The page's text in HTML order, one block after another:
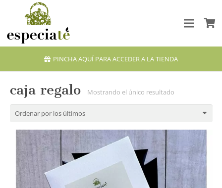
PINCHA AQUÍ PARA ACCEDER A LA TIENDA
caja regalo Mostrando el único resultado